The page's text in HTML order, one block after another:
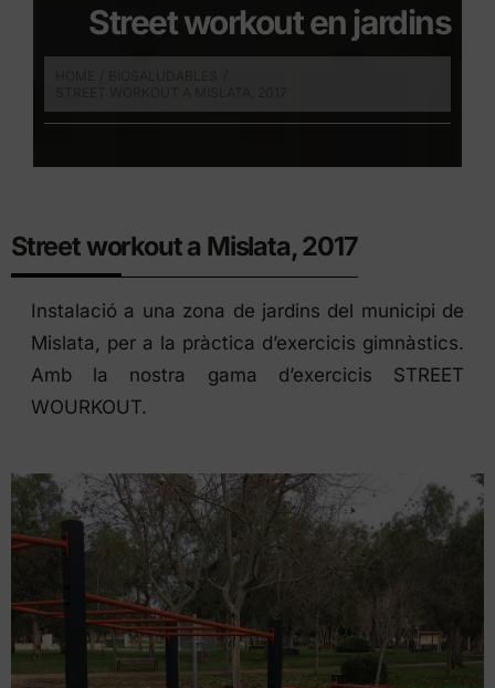
Street workout en jardins
Street workout a Mislata, 2017
Instalació a una zona de jardins del municipi de
Mislata, per a la pràctica d’exercicis gimnàstics.
Amb la nostra gama d’exercicis STREET
WOURKOUT.